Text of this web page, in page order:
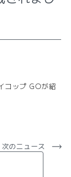
コップ GOが紹
次のニュース